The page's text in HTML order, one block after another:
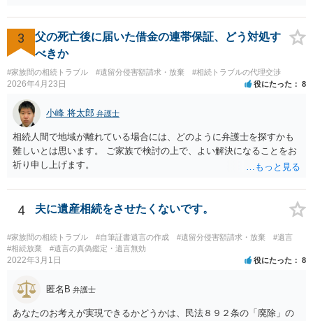
月に携帯が新しくなった母からの第一声は「ここにいたら殺される」
「面会に来てくれ」で、長男に聞くと「面会は出来ない。俺は携帯電
話の使い方を教える為に会っている」「母の話は聞かなくて良い」と
電話が切れました。その後の電話でも「食事に毒が入っている」「体
にチップが埋められている」等、おかしかったです。 当時の診療記
録、介護認定の資料、介護記録を取得して 弁護士に面談で相談された
方がよいと思います。
3
父の死亡後に届いた借金の連帯保証、どう対処す
べきか
#家族間の相続トラブル #遺留分侵害額請求・放棄 #相続トラブルの代理交渉
2026年4月23日 役にたった 8
小峰 将太郎 弁護士
相続人間で地域が離れている場合には、どのように弁護士を探すかも
難しいとは思います。 ご家族で検討の上で、よい解決になることをお
祈り申し上げます。
4 夫に遺産相続をさせたくないです。
#家族間の相続トラブル #自筆証書遺言の作成 #遺留分侵害額請求・放棄
#遺言
#相続放棄
#遺言の真偽鑑定・遺言無効
2022年3月1日 役にたった 8
匿名B 弁護士
あなたのお考えが実現できるかどうかは、民法８９２条の「廃除」の